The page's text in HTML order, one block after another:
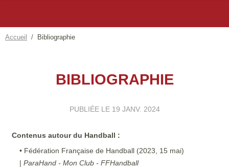
Accueil Bibliographie
BIBLIOGRAPHIE
PUBLIÉE LE 19 JANV. 2024
Contenus autour du Handball :
• Fédération Française de Handball (2023, 15 mai)
| ParaHand - Mon Club - FFHandball